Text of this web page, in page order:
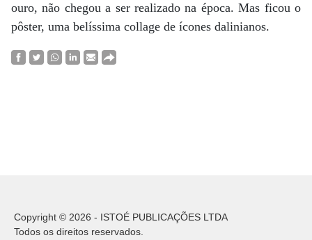
ouro, não chegou a ser realizado na época. Mas ficou o
pôster, uma belíssima collage de ícones dalinianos.
Copyright © 2026 - ISTOÉ PUBLICAÇÕES LTDA
Todos os direitos reservados.